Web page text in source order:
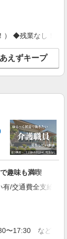
・ブランクOK
い有/週払い有/交
日払い・週払いOK
見る
に悩まない職
◆残業なし！日
えずキープ
趣味も満喫
/交通費全支給(ガ
〜17:30 など ※